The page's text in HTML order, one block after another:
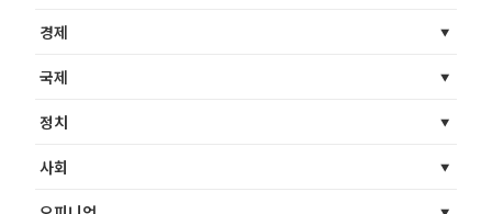
경제
국제
정치
사회